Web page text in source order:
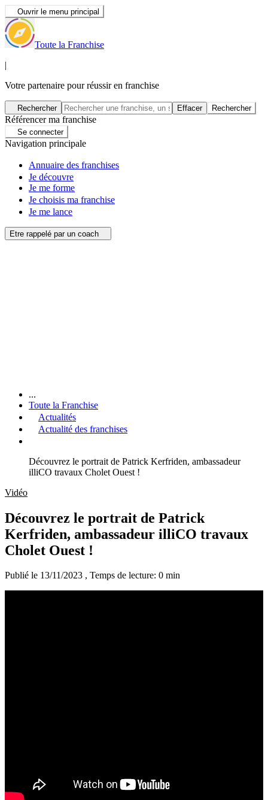
Ouvrir le menu principal
Toute la Franchise
|
Votre partenaire pour réussir en franchise
Rechercher Effacer Rechercher
Référencer ma franchise
Se connecter
Navigation principale
Annuaire des franchises
Je découvre
Je me forme
Je choisis ma franchise
Je me lance
Etre rappelé par un coach
...
Toute la Franchise
Actualités
Actualité des franchises
Découvrez le portrait de Patrick Kerfriden, ambassadeur
illiCO travaux Cholet Ouest !
Vidéo
Découvrez le portrait de Patrick
Kerfriden, ambassadeur illiCO travaux
Cholet Ouest !
Publié le 13/11/2023 , Temps de lecture: 0 min